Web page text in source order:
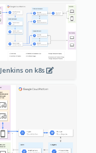
Jenkins on k8s